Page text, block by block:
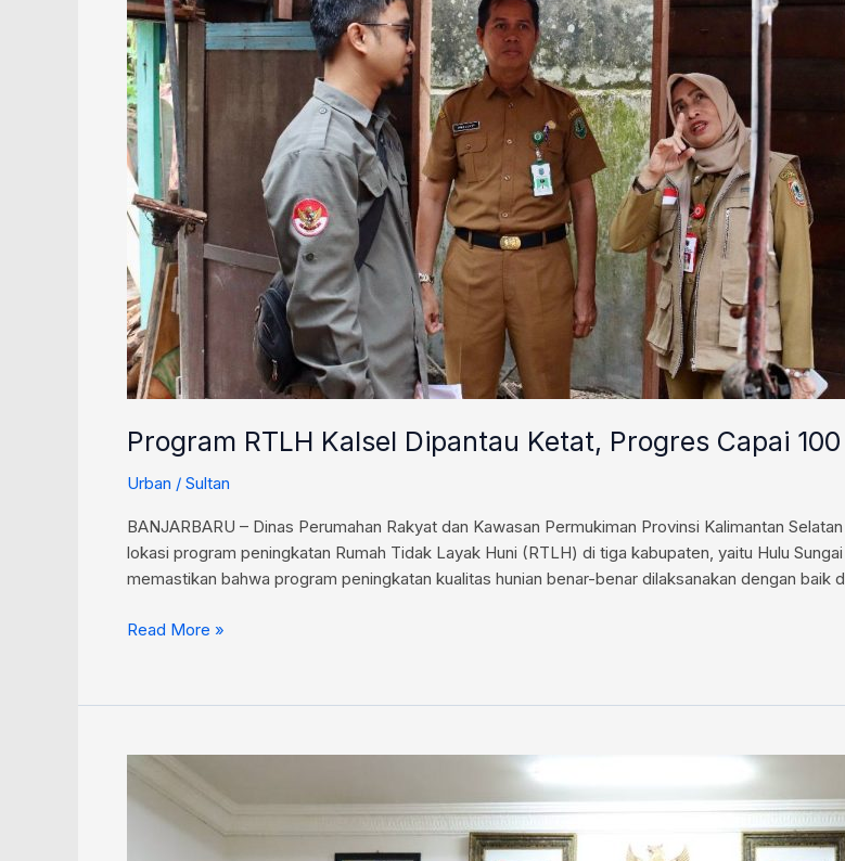
Program RTLH Kalsel Dipantau Ketat, Progres Capai
Urban / Sultan
BANJARBARU – Dinas Perumahan Rakyat dan Kawasan Permukiman Provinsi Kalimantan
lokasi program peningkatan Rumah Tidak Layak Huni (RTLH) di tiga kabupaten, yaitu Hulu
memastikan bahwa program peningkatan kualitas hunian benar-benar dilaksanakan dengan baik
Capai
100
Persen
di
HSS
Read More »
Matangkan